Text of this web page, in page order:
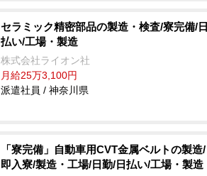
セラミック精密部品の製造・検査/寮完備/日
払い/工場・製造
株式会社ライオン社
月給25万3,100円
派遣社員 / 神奈川県
「寮完備」自動車用CVT金属ベルトの製造/
即入寮/製造・工場/日勤/日払い/工場・製造